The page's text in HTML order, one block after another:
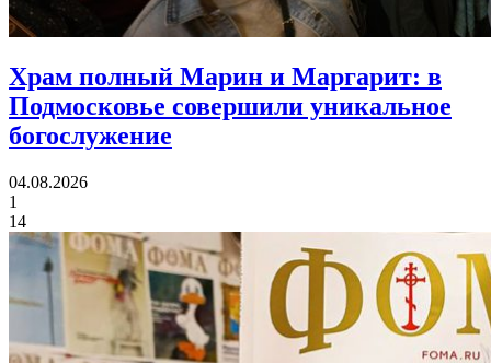
Храм полный Марин и Маргарит: в
Подмосковье совершили уникальное
богослужение
04.08.2026
1
14